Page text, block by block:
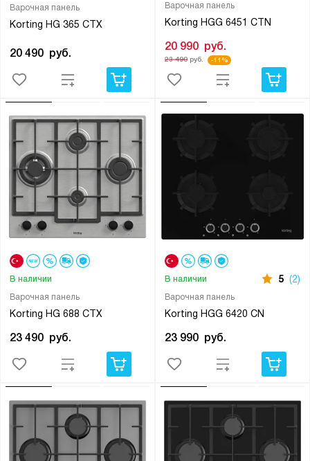
Варочная панель
Korting HG 365 CTX
20 490 руб.
Варочная панель
Korting HGG 6451 CTN
20 990 руб.
23 490руб. -11%
Варочная панель
Korting HG 688 CTX
В наличии
23 490 руб.
Варочная панель
Korting HGG 6420 CN
В наличии 5 (2)
23 990 руб.